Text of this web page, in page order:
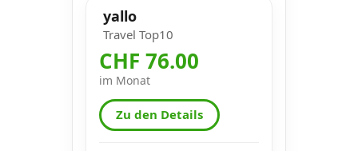
yallo
Travel Top10
CHF 76.00
im Monat
Zu den Details